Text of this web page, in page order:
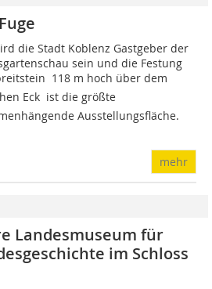
die Stadt Koblenz Gastgeber der
sein und die Festung
 118 m hoch über dem
Eck  ist die größte
Ausstellungsfläche.
mehr
Landesmuseum für
im Schloss